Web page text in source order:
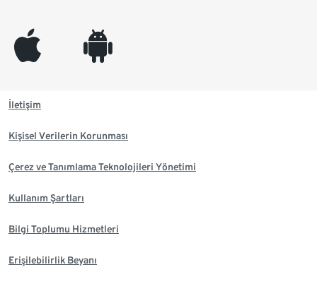
appleinc android
İletişim
Kişisel Verilerin Korunması
Çerez ve Tanımlama Teknolojileri Yönetimi
Kullanım Şartları
Bilgi Toplumu Hizmetleri
Erişilebilirlik Beyanı